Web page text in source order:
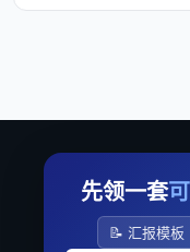
先领一套
📝 汇报模板